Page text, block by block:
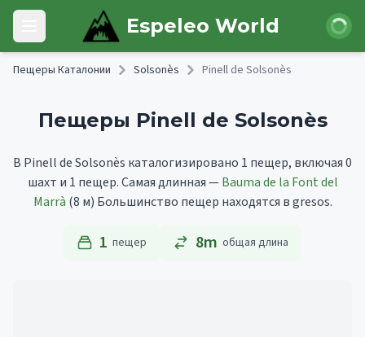
Skip to main content
Open main menu Espeleo World Войти
Пещеры Каталонии Solsonès Pinell de Solsonès
Пещеры Pinell de Solsonès
В Pinell de Solsonès каталогизировано 1 пещер, включая 0
шахт и 1 пещер.Самая длинная —Bauma de la Font del
Marrà (8 м) Большинство пещер находятся в gresos.
1 пещер 8m общая длина